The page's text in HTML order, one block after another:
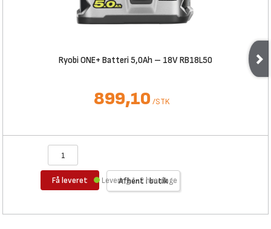
Ryobi ONE+ Batteri 5,0Ah – 18V RB18L50
899,10 /STK
Få leveret Afhent i butik
Levering 1-2 hverdage